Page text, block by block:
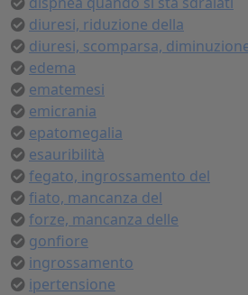
diuresi, riduzione della
diuresi, scomparsa,
edema
ematemesi
emicrania
epatomegalia
esauribilità
fegato, ingrossamento del
fiato, mancanza del
forze, mancanza delle
gonfiore
ingrossamento
ipertensione